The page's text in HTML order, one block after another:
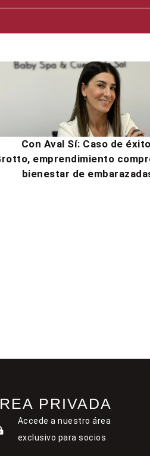
Con Aval Sí: Caso de
emprendimiento
bienestar de
PRIVADA
Accede a nuestro área
exclusivo para socios